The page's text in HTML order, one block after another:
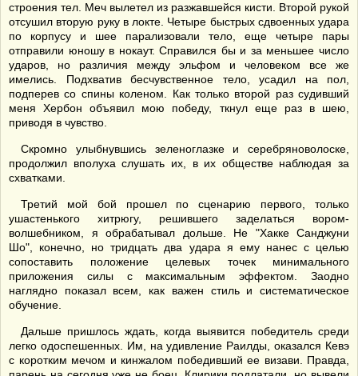
строения тел. Меч вылетел из разжавшейся кисти. Второй рукой
отсушил вторую руку в локте. Четыре быстрых сдвоенных удара
по корпусу и шее парализовали тело, еще четыре пары
отправили юношу в нокаут. Справился бы и за меньшее число
ударов, но различия между эльфом и человеком все же
имелись. Подхватив бесчувственное тело, усадил на пол,
подперев со спины коленом. Как только второй раз судивший
меня Хербон объявил мою победу, ткнул еще раз в шею,
приводя в чувство.
Скромно улыбнувшись зеленоглазке и серебряноволоске,
продолжил вполуха слушать их, в их обществе наблюдая за
схватками.
Третий мой бой прошел по сценарию первого, только
ушастенького хитрюгу, решившего заделаться вором-
волшебником, я обрабатывал дольше. Не "Хакке Санджуни
Шо", конечно, но тридцать два удара я ему нанес с целью
сопоставить положение целевых точек минимального
приложения силы с максимальным эффектом. Заодно
наглядно показал всем, как важен стиль и систематическое
обучение.
Дальше пришлось ждать, когда выявится победитель среди
легко одоспешенных. Им, на удивление Раилды, оказался Кевэ
с коротким мечом и кинжалом победивший ее визави. Правда,